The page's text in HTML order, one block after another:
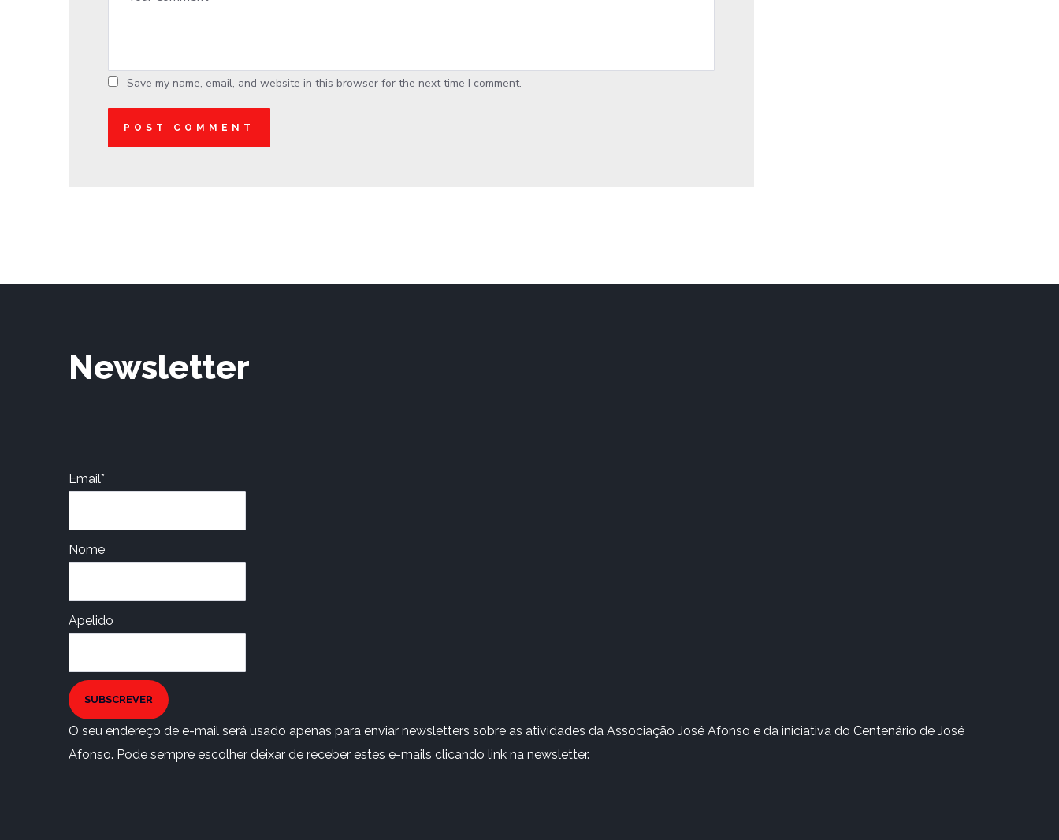
Save my name, email, and website in this browser for the next time I comment.
Newsletter
Email*
Nome
Apelido
SUBSCREVER
O seu endereço de e-mail será usado apenas para enviar newsletters sobre as atividades da Associação José Afonso e da iniciativa do Centenário de José
Afonso. Pode sempre escolher deixar de receber estes e-mails clicando link na newsletter.